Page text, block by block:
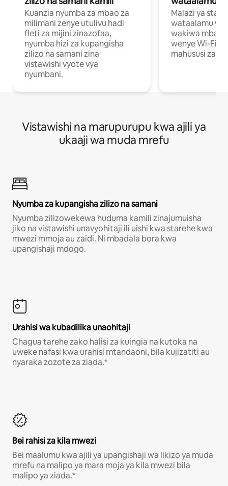
Kuanzia nyumba za mbao za
milimani zenye utulivu hadi
fleti za mijini zinazofaa,
nyumba hizi za kupangisha
zilizo na samani zina
vistawishi vyote vya
nyumbani.
Malazi ya
wataalamu
wakiwa mbali
wenye Wi-Fi
mahususi za
Vistawishi na marupurupu kwa ajili ya
ukaaji wa muda mrefu
Nyumba za kupangisha zilizo na samani
Nyumba zilizowekewa huduma kamili zinajumuisha
jiko na vistawishi unavyohitaji ili uishi kwa starehe kwa
mwezi mmoja au zaidi. Ni mbadala bora kwa
upangishaji mdogo.
Urahisi wa kubadilika unaohitaji
Chagua tarehe zako halisi za kuingia na kutoka na
uweke nafasi kwa urahisi mtandaoni, bila kujizatiti au
nyaraka zozote za ziada.*
Bei rahisi za kila mwezi
Bei maalumu kwa ajili ya upangishaji wa likizo ya muda
mrefu na malipo ya mara moja ya kila mwezi bila
malipo ya ziada.*